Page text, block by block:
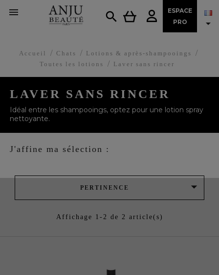


ESPACE
PRO

Accueil Chats
Lotions & après-shampooings
Toutes les lotions
Laver sans rincer
LAVER SANS RINCER
Idéal entre les shampooings, optez pour une lotion spray
nettoyante.
J'affine ma sélection :
PERTINENCE 
Affichage 1-2 de 2 article(s)